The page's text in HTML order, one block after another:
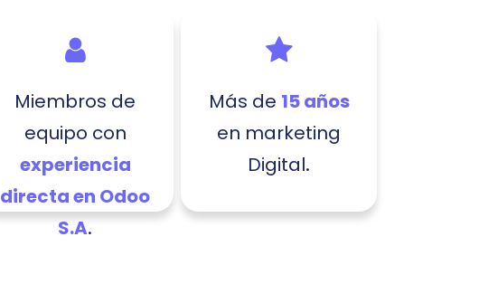
Miembros de
equipo con
experiencia
directa en Odoo
S.A.
Más de 15 años
en marketing
Digital.